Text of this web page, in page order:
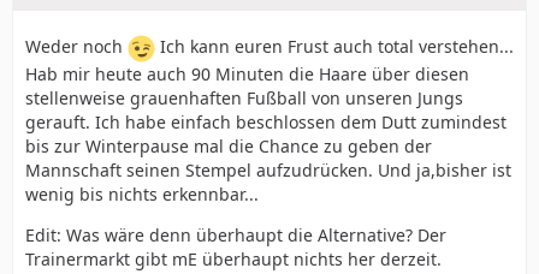
Weder noch
Ich kann euren Frust auch total verstehen...
Hab mir heute auch 90 Minuten die Haare über diesen
stellenweise grauenhaften Fußball von unseren Jungs
gerauft. Ich habe einfach beschlossen dem Dutt zumindest
bis zur Winterpause mal die Chance zu geben der
Mannschaft seinen Stempel aufzudrücken. Und ja,bisher ist
wenig bis nichts erkennbar...
Edit: Was wäre denn überhaupt die Alternative? Der
Trainermarkt gibt mE überhaupt nichts her derzeit.